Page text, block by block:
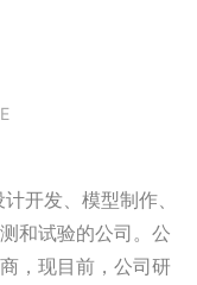
开发、模型制作、
和试验的公司。公
，现目前，公司研